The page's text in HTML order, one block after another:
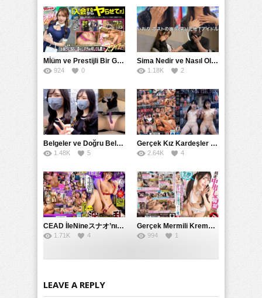
Mİüm ve Prestijli Bir Gecenin Sırları: Gizemli Bir Kadın ve Mükemmel Bir Macera
924 0
Sima Nedir ve Nasıl Oluşur
1.18K 2
Belgeler ve Doğru Belgelendirmede DOCS’in Önemi
1.48K 5
Gerçek Kız Kardeşler hipnoz ve zihin kontrolü altında liebe阴茎 için yalvaran kızlar: Mısakı Nemıne Mına Hınano
2.64K 4
CEAD İleNineスナオ’nın Çılgın ve Seksüel Dünyası: Büyük Kalçalar ve Çılgın İlişkiler
1.71K 4
Gerçek Mermili Kremalı Pasta Büyük Dağıtımı, Ben Herkesin Özel Placesine Hizmet Eden En Üst Düzey Erotik Ürünler Günün Fırsatı
994 1
LEAVE A REPLY